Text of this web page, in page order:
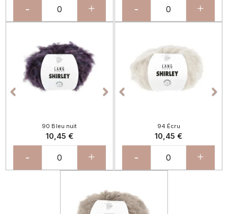
- + - +
 
90 Bleu nuit
10,45 €
- +
 
94 Écru
10,45 €
-
+